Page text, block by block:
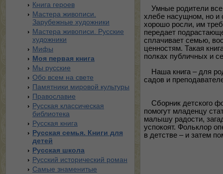
Книга героев
Мастера живописи.
Зарубежные художники
Мастера живописи. Русские
художники
Мифы
Моя первая книга
Мы русские
Обо всем на свете
Памятники мировой культуры
Православие
Русская классическая
библиотека
Русская книга
Русская семья. Книги для
детей
Русская школа
Русский исторический роман
Самые знаменитые
Умные родители
хлебе насущном, но и
хорошо росли, им
передает
сплачивает семью,
ценностям. Такая
полках публичных и
Наша книга – для
садов и
Сборник детского
помогут младенцу
малышу радости,
успокоят. Фольклор
в детстве – и затем